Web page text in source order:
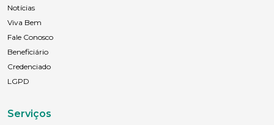
Notícias
Viva Bem
Fale Conosco
Beneficiário
Credenciado
LGPD
Serviços